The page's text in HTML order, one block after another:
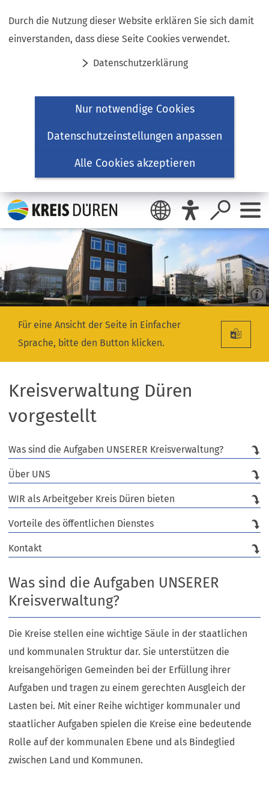
Durch die Nutzung dieser Website erklären Sie sich damit
einverstanden, dass diese Seite Cookies verwendet.
Datenschutzerklärung
Nur notwendige Cookies
Datenschutzeinstellungen anpassen
Alle Cookies akzeptieren
Inhalt anspringen
Für eine Ansicht der Seite in Einfacher
Sprache, bitte den Button klicken.
Kreisverwaltung Düren
vorgestellt
Was sind die Aufgaben UNSERER Kreisverwaltung?
Über UNS
WIR als Arbeitgeber Kreis Düren bieten
Vorteile des öffentlichen Dienstes
Kontakt
Was sind die Aufgaben UNSERER
Kreisverwaltung?
Die Kreise stellen eine wichtige Säule in der staatlichen
und kommunalen Struktur dar. Sie unterstützen die
kreisangehörigen Gemeinden bei der Erfüllung ihrer
Aufgaben und tragen zu einem gerechten Ausgleich der
Lasten bei. Mit einer Reihe wichtiger kommunaler und
staatlicher Aufgaben spielen die Kreise eine bedeutende
Rolle auf der kommunalen Ebene und als Bindeglied
zwischen Land und Kommunen.